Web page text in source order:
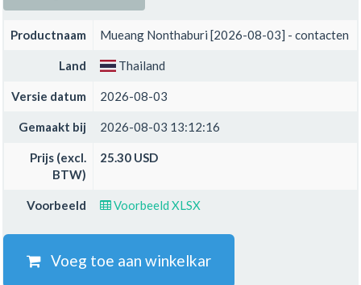
Productnaam Mueang Nonthaburi [2026-08-03] - contacten
Land Thailand
Versie datum 2026-08-03
Gemaakt bij 2026-08-03 13:12:16
Prijs (excl.
BTW)
25.30 USD
Voorbeeld Voorbeeld XLSX
Voeg toe aan winkelkar